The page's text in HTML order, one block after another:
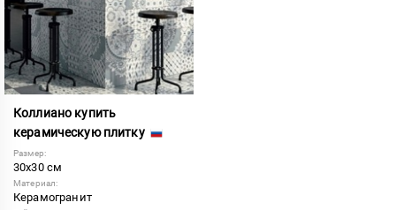
Коллиано купить
керамическую плитку
Размер:
30x30 см
Материал:
Керамогранит